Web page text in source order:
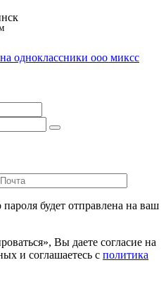
будет отправлена ​​на ваш
Вы даете согласие на
и соглашаетесь с политика